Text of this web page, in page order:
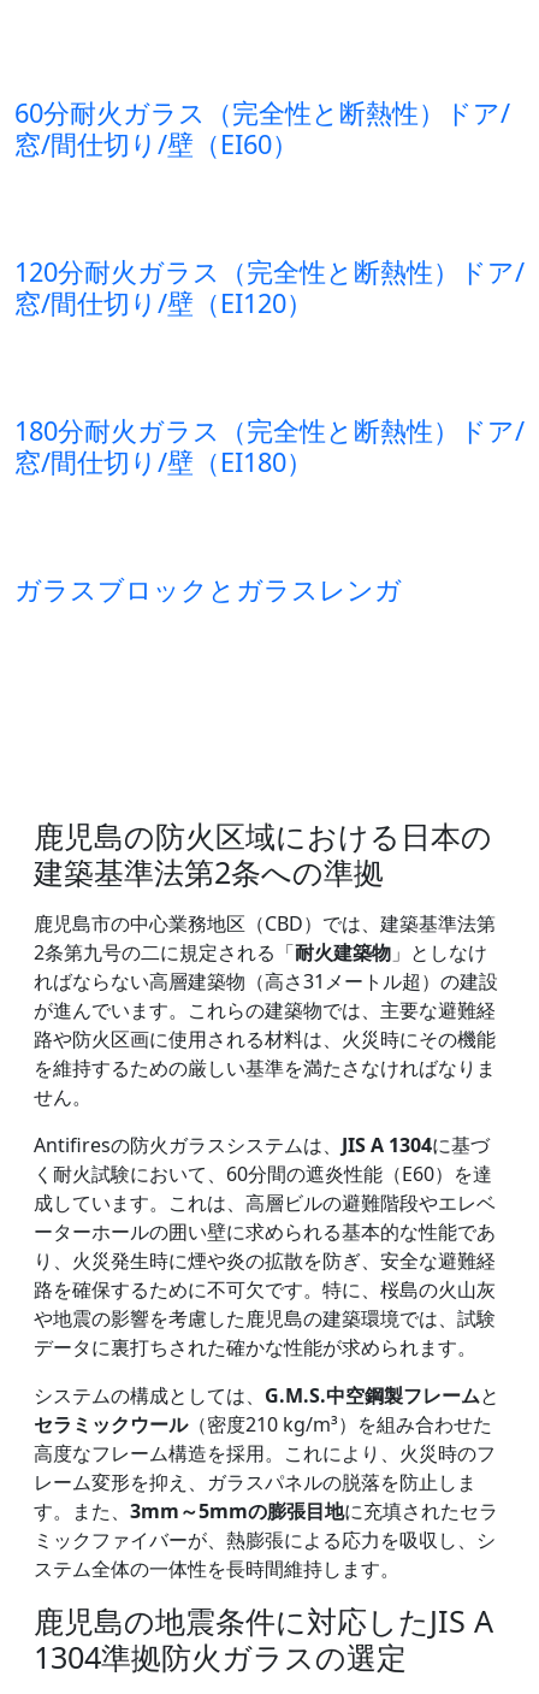
60分耐火ガラス（完全性と断熱性）ドア/
窓/間仕切り/壁（EI60）
120分耐火ガラス（完全性と断熱性）ドア/
窓/間仕切り/壁（EI120）
180分耐火ガラス（完全性と断熱性）ドア/
窓/間仕切り/壁（EI180）
ガラスブロックとガラスレンガ
鹿児島の防火区域における日本の
建築基準法第2条への準拠
鹿児島市の中心業務地区（CBD）では、建築基準法第
2条第九号の二に規定される「耐火建築物 」としなけ
ればならない高層建築物（高さ31メートル超）の建設
が進んでいます。これらの建築物では、主要な避難経
路や防火区画に使用される材料は、火災時にその機能
を維持するための厳しい基準を満たさなければなりま
せん。
Antifiresの防火ガラスシステムは、 JIS A 1304に基づ
く耐火試験において、60分間の遮炎性能（E60）を達
成しています。これは、高層ビルの避難階段やエレベ
ーターホールの囲い壁に求められる基本的な性能であ
り、火災発生時に煙や炎の拡散を防ぎ、安全な避難経
路を確保するために不可欠です。特に、桜島の火山灰
や地震の影響を考慮した鹿児島の建築環境では、試験
データに裏打ちされた確かな性能が求められます。
システムの構成としては、 G.M.S.中空鋼製フレームと
セラミックウール（密度210 kg/m³）を組み合わせた
高度なフレーム構造を採用。これにより、火災時のフ
レーム変形を抑え、ガラスパネルの脱落を防止しま
す。また、 3mm～5mmの膨張目地に充填されたセラ
ミックファイバーが、熱膨張による応力を吸収し、シ
ステム全体の一体性を長時間維持します。
鹿児島の地震条件に対応したJIS A
1304準拠防火ガラスの選定